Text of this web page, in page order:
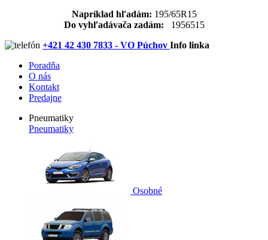
Napríklad hľadám: 195/65R15
Do vyhľadávača zadám: 1956515
+421 42 430 7833 - VO Púchov Info linka
Poradňa
O nás
Kontakt
Predajne
Pneumatiky
Pneumatiky
Osobné